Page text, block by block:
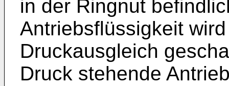
in der Ringnut
Antriebsflüssigkeit
Druckausgleich
Druck stehende